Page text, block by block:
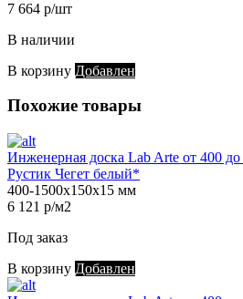
7 664 р/шт
В наличии
В корзину Добавлен
Похожие товары
Инженерная доска Lab Arte от 400
Рустик Чегет белый*
400-1500х150х15 мм
6 121 р/м2
Под заказ
В корзину Добавлен